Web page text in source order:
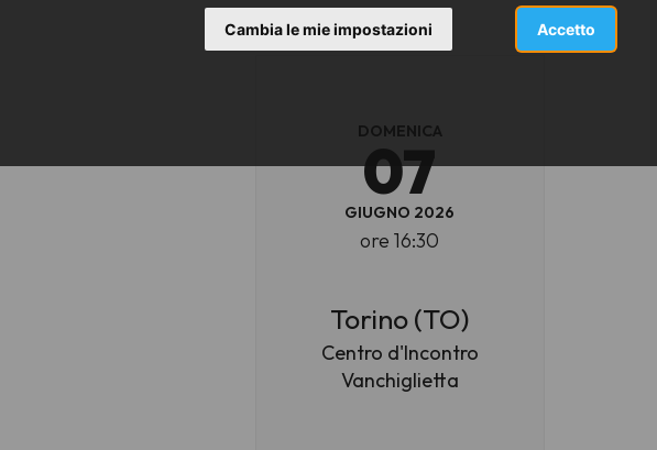
Accetto
Cambia le mie impostazioni
DOMENICA
07
GIUGNO 2026
ore 16:30
Torino (TO)
Centro d'Incontro
Vanchiglietta